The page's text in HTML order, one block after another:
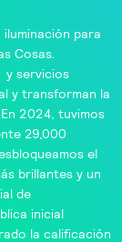
para
Cosas.
servicios
y transforman la
2024, tuvimos
29,000
el
brillantes y un
de
inicial
la calificación